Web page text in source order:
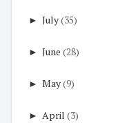
► July(35)
► June (28)
► May(9)
► April (3)